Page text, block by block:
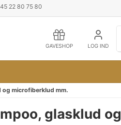
22 80 75 80
GAVESHOP LOG IND
microfiberklud mm.
glasklud og